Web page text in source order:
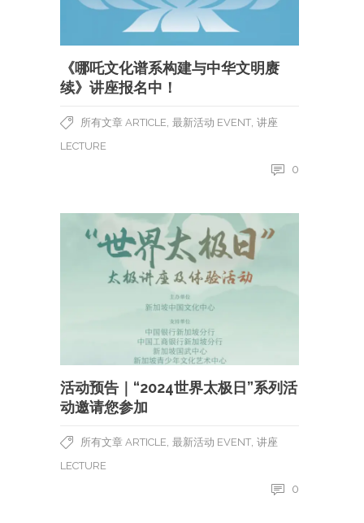
《哪吒文化谱系构建与中华文明赓
续》讲座报名中！
所有文章 ARTICLE, 最新活动 EVENT, 讲座
LECTURE
0
活动预告｜“2024世界太极日”系列活
动邀请您参加
所有文章 ARTICLE, 最新活动 EVENT, 讲座
LECTURE
0